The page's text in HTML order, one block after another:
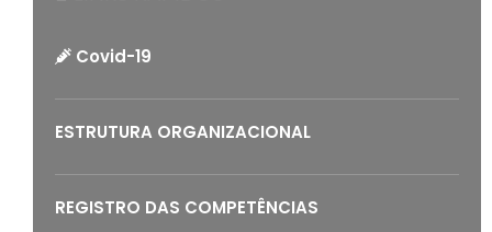
Covid-19
ESTRUTURA ORGANIZACIONAL
REGISTRO DAS COMPETÊNCIAS